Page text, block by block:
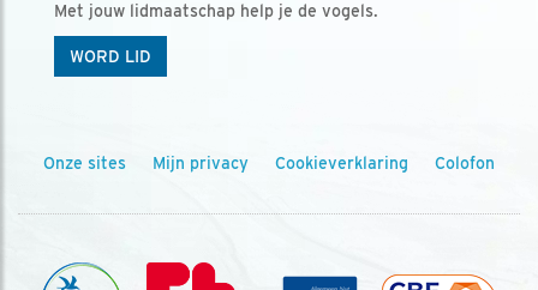
Met jouw lidmaatschap help je de vogels.
WORD LID
Onze sites Mijn privacy Cookieverklaring Colofon